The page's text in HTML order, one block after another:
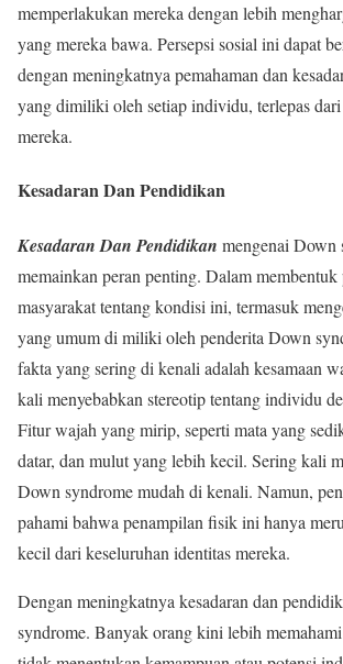
memperlakukan mereka dengan lebih
yang mereka bawa. Persepsi sosial ini dapat
dengan meningkatnya pemahaman dan
yang dimiliki oleh setiap individu, terlepas
mereka.
Kesadaran Dan Pendidikan
Kesadaran Dan Pendidikan mengenai Down
memainkan peran penting. Dalam membentuk
masyarakat tentang kondisi ini, termasuk
yang umum di miliki oleh penderita Down
fakta yang sering di kenali adalah kesamaan
kali menyebabkan stereotip tentang individu
Fitur wajah yang mirip, seperti mata yang
datar, dan mulut yang lebih kecil. Sering kali
Down syndrome mudah di kenali. Namun,
pahami bahwa penampilan fisik ini hanya
kecil dari keseluruhan identitas mereka.
Dengan meningkatnya kesadaran dan
syndrome. Banyak orang kini lebih